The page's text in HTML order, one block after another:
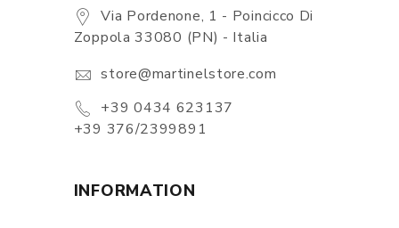
Via Pordenone, 1 - Poincicco Di
Zoppola 33080 (PN) - Italia
store@martinelstore.com
+39 0434 623137
+39 376/2399891
INFORMATION